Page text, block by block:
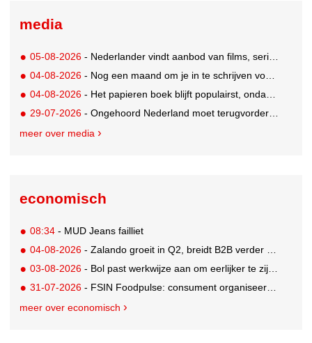
media
05-08-2026 - Nederlander vindt aanbod van films, series en sport vaak versnipperd
04-08-2026 - Nog een maand om je in te schrijven voor de Mercurs 2026
04-08-2026 - Het papieren boek blijft populairst, ondanks digitale alternatieven
29-07-2026 - Ongehoord Nederland moet terugvordering betalen aan Commissariaat voor de Media
meer over media
economisch
08:34 - MUD Jeans failliet
04-08-2026 - Zalando groeit in Q2, breidt B2B verder uit en innoveert met AI
03-08-2026 - Bol past werkwijze aan om eerlijker te zijn naar verkopers en consumenten
31-07-2026 - FSIN Foodpulse: consument organiseert eet- en koopgedrag bewuster
meer over economisch